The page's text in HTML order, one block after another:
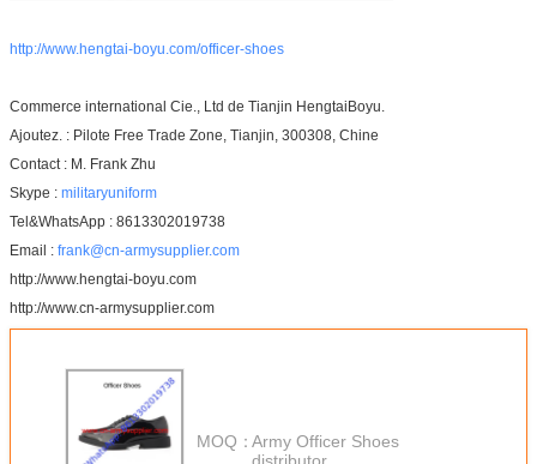
http://www.hengtai-boyu.com/officer-shoes
Commerce international Cie., Ltd de Tianjin HengtaiBoyu.
Ajoutez. : Pilote Free Trade Zone, Tianjin, 300308, Chine
Contact : M. Frank Zhu
Skype : militaryuniform
Tel&WhatsApp : 8613302019738
Email : frank@cn-armysupplier.com
http://www.hengtai-boyu.com
http://www.cn-armysupplier.com
MOQ：Army Officer Shoes